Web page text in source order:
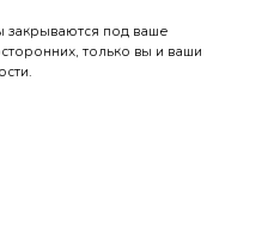
под ваше
только вы и ваши